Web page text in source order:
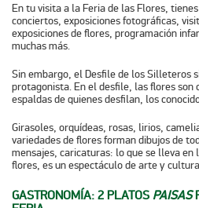
En tu visita a la Feria de las Flores,
conciertos, exposiciones fotográficas,
exposiciones de flores, programación
muchas más.
Sin embargo, elDesfile de los Silleteros
protagonista. En el desfile, las flores son
espaldas de quienes desfilan, los
Girasoles, orquídeas, rosas, lirios,
variedades de flores forman dibujos de
mensajes, caricaturas: lo que se lleva en
flores, es un espectáculo de arte y
GASTRONOMÍA: 2 PLATOS PAISAS